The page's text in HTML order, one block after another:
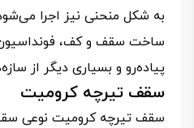
به شکل منحنی نیز اجرا
ساخت سقف و کف، فونداسیون،
پیاده‌رو و بسیاری دیگر از
سقف تیرچه کرومیت
سقف تیرچه کرومیت نوعی